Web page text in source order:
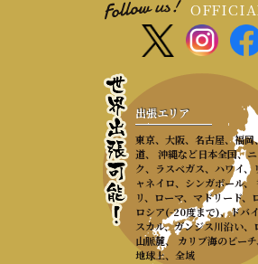
出張エリア
東京、大阪、名古屋、福岡
道、 沖縄など日本全国、
ク、ラスベガス、ハワイ、
ャネイロ、シンガポール、
リ、ローマ、マドリード、
ロシア(-20度まで)、ドバ
スカル、ガンジス川沿い、
山脈麓、 カリブ海のビ
地球上、全域